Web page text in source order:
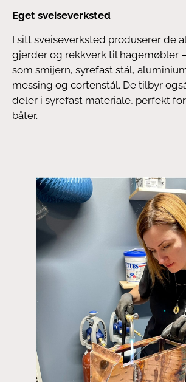
Eget sveiseverksted
I sitt sveiseverksted produserer de
gjerder og rekkverk til hagemøbler
som smijern, syrefast stål,
messing og cortenstål. De tilbyr
deler i syrefast materiale, perfekt
båter.